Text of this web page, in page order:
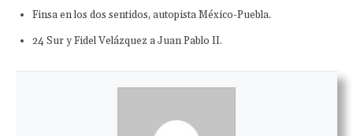
Finsa en los dos sentidos, autopista México-Puebla.
24 Sur y Fidel Velázquez a Juan Pablo II.